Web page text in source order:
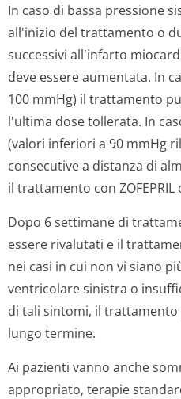
In caso di bassa pressione
all'inizio del trattamento o
successivi all'infarto
deve essere aumentata. In
100 mmHg) il trattamento
l'ultima dose tollerata. In
(valori inferiori a 90 mmHg
consecutive a distanza di
il trattamento con
Dopo 6 settimane di
essere rivalutati e il
nei casi in cui non vi siano
ventricolare sinistra o
di tali sintomi, il
lungo termine.
Ai pazienti vanno anche
appropriato, terapie